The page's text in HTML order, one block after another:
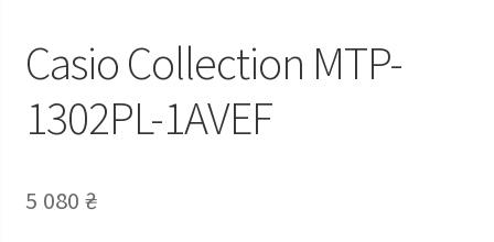
Casio Сollection MTP-
1302PL-1AVEF
5 080 ₴